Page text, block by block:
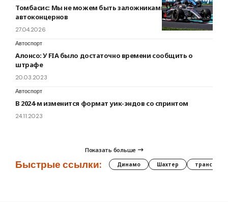
Томбасис: Мы не можем быть заложниками
автоконцернов
27.04.2026
Автоспорт
Алонсо: У FIA было достаточно времени сообщить о
штрафе
20.03.2023
Автоспорт
В 2024-м изменится формат уик-эндов со спринтом
24.11.2023
Показать больше
Быстрые ссылки: Динамо Шахтер трансферы